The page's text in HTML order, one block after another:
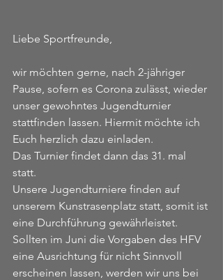
Liebe Sportfreunde,
wir möchten gerne, nach 2-jähriger
Pause, sofern es Corona zulässt, wieder
unser gewohntes Jugendturnier
stattfinden lassen. Hiermit möchte ich
Euch herzlich dazu einladen.
Das Turnier findet dann das 31. mal
statt.
Unsere Jugendturniere finden auf
unserem Kunstrasenplatz statt, somit ist
eine Durchführung gewährleistet.
Sollten im Juni die Vorgaben des HFV
eine Ausrichtung für nicht Sinnvoll
erscheinen lassen, werden wir uns bei